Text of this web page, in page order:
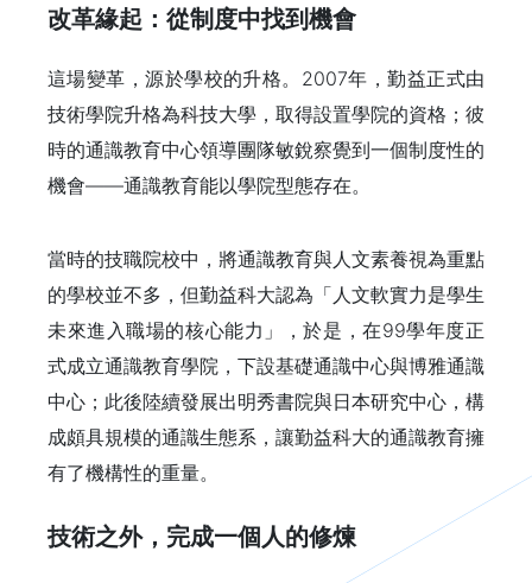
改革緣起：從制度中找到機會
這場變革，源於學校的升格。2007年，勤益正式由
技術學院升格為科技大學，取得設置學院的資格；彼
時的通識教育中心領導團隊敏銳察覺到一個制度性的
機會——通識教育能以學院型態存在。
當時的技職院校中，將通識教育與人文素養視為重點
的學校並不多，但勤益科大認為「人文軟實力是學生
未來進入職場的核心能力」，於是，在99學年度正
式成立通識教育學院，下設基礎通識中心與博雅通識
中心；此後陸續發展出明秀書院與日本研究中心，構
成頗具規模的通識生態系，讓勤益科大的通識教育擁
有了機構性的重量。
技術之外，完成一個人的修煉